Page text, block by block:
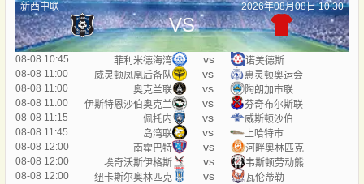
新西中联 2026年08月08日 10:30
VS
08-08 10:45 菲利米德海湾 vs
诺美德斯
08-08 11:00
威灵顿凤凰后备队 vs
惠灵顿奥运会
08-08 11:00
奥克兰联 vs
陶朗加市联
08-08 11:00
伊斯特恩沙伯奥克兰 vs
芬奇布尔斯联
08-08 11:15
佩托内 vs
威斯顿沙伯
08-08 11:45
岛湾联 vs
上哈特市
08-08 12:00
南霍巴特 vs
河畔奥林匹克
08-08 12:00
埃奇沃斯伊格斯 vs
韦斯顿劳动熊
08-08 12:00
纽卡斯尔奥林匹克 vs 瓦伦蒂勒